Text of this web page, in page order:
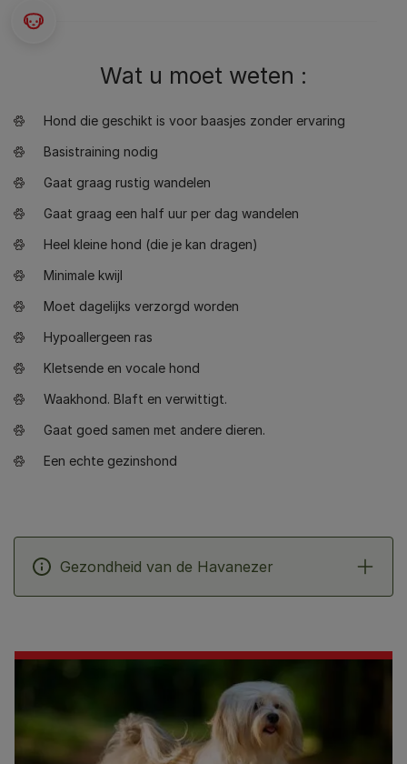
Wat u moet weten :
Hond die geschikt is voor baasjes zonder ervaring
Basistraining nodig
Gaat graag rustig wandelen
Gaat graag een half uur per dag wandelen
Heel kleine hond (die je kan dragen)
Minimale kwijl
Moet dagelijks verzorgd worden
Hypoallergeen ras
Kletsende en vocale hond
Waakhond. Blaft en verwittigt.
Gaat goed samen met andere dieren.
Een echte gezinshond
Gezondheid van de Havanezer